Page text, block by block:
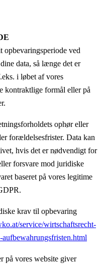
opbevaringsperiode ved
data, så længe det er
i løbet af vores
kontraktlige formål eller på
ophør eller
forældelsesfrister. Data kan
hvis det er nødvendigt for
forsvare mod juridiske
baseret på vores legitime
krav til opbevaring
service/wirtschaftsrecht-
på vores website giver